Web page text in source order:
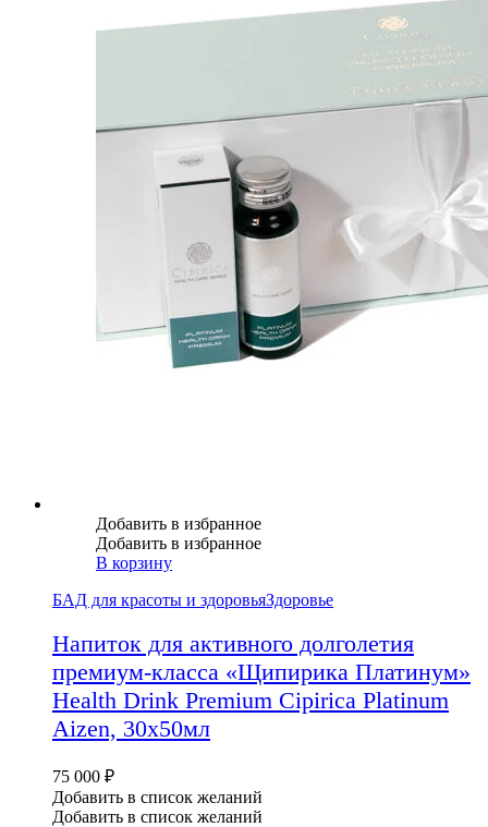
Добавить в избранное
Добавить в избранное
В корзину
БАД для красоты и здоровьяЗдоровье
Напиток для активного долголетия
премиум-класса «Щипирика Платинум»
Health Drink Premium Cipirica Platinum
Aizen, 30х50мл
75 000 ₽
Добавить в список желаний
Добавить в список желаний